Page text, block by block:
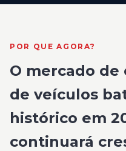
POR QUE AGORA?
O mercado de
de veículos
histórico em
continuará